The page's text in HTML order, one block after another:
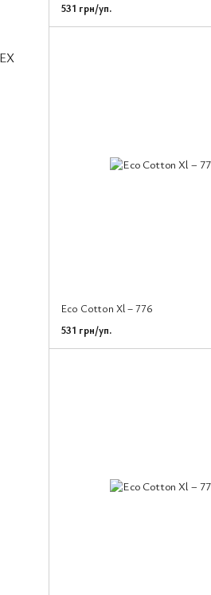
531 грн/уп.
Eco Cotton Xl – 776
531 грн/уп.